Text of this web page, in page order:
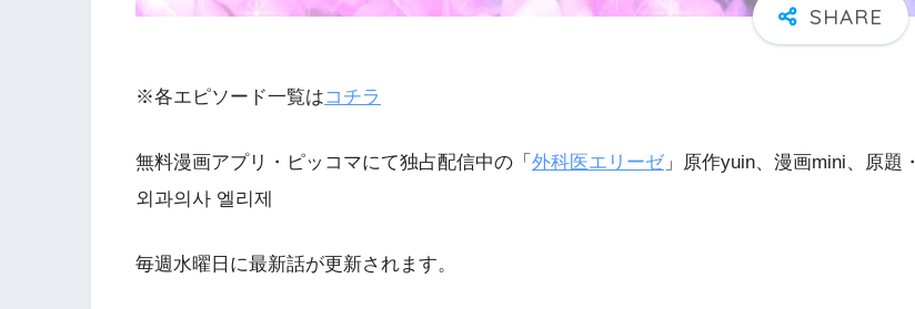
※各エピソード一覧はコチラ
無料漫画アプリ・ピッコマにて独占配信中の「 外科医エリーゼ」原作yuin、漫画mini、原題・
외과의사 엘리제
毎週水曜日に最新話が更新されます。